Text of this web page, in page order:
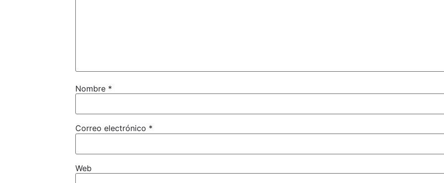
Nombre *
Correo electrónico *
Web